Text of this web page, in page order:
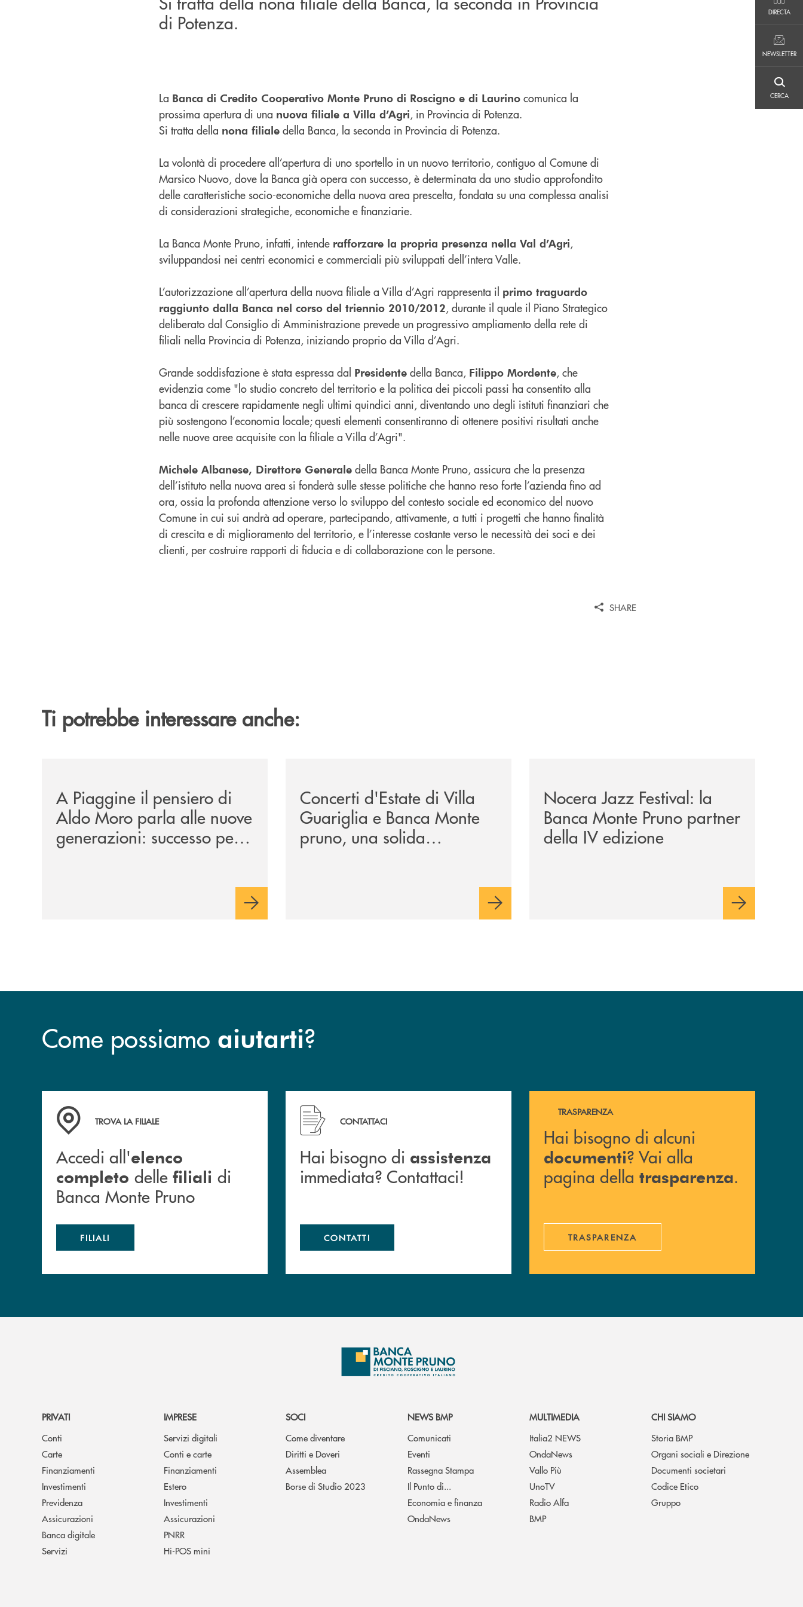
DIRECTA
NEWSLETTER
CERCA
di Potenza.
La Banca di Credito Cooperativo Monte Pruno di Roscigno e di Laurino comunica la
prossima apertura di una nuova filiale a Villa d’Agri, in Provincia di Potenza.
Si tratta della nona filiale della Banca, la seconda in Provincia di Potenza.
La volontà di procedere all’apertura di uno sportello in un nuovo territorio, contiguo al Comune di
Marsico Nuovo, dove la Banca già opera con successo, è determinata da uno studio approfondito
delle caratteristiche socio-economiche della nuova area prescelta, fondata su una complessa analisi
di considerazioni strategiche, economiche e finanziarie.
La Banca Monte Pruno, infatti, intende rafforzare la propria presenza nella Val d’Agri,
sviluppandosi nei centri economici e commerciali più sviluppati dell’intera Valle.
L’autorizzazione all’apertura della nuova filiale a Villa d’Agri rappresenta il primo traguardo
raggiunto dalla Banca nel corso del triennio 2010/2012, durante il quale il Piano Strategico
deliberato dal Consiglio di Amministrazione prevede un progressivo ampliamento della rete di
filiali nella Provincia di Potenza, iniziando proprio da Villa d’Agri.
Grande soddisfazione è stata espressa dal Presidente della Banca, Filippo Mordente, che
evidenzia come "lo studio concreto del territorio e la politica dei piccoli passi ha consentito alla
banca di crescere rapidamente negli ultimi quindici anni, diventando uno degli istituti finanziari che
più sostengono l’economia locale; questi elementi consentiranno di ottenere positivi risultati anche
nelle nuove aree acquisite con la filiale a Villa d’Agri".
Michele Albanese, Direttore Generale della Banca Monte Pruno, assicura che la presenza
dell’istituto nella nuova area si fonderà sulle stesse politiche che hanno reso forte l’azienda fino ad
ora, ossia la profonda attenzione verso lo sviluppo del contesto sociale ed economico del nuovo
Comune in cui sui andrà ad operare, partecipando, attivamente, a tutti i progetti che hanno finalità
di crescita e di miglioramento del territorio, e l’interesse costante verso le necessità dei soci e dei
clienti, per costruire rapporti di fiducia e di collaborazione con le persone.
SHARE
Ti potrebbe interessare anche:
A Piaggine il pensiero di
Aldo Moro parla alle nuove
generazioni: successo per
l’iniziativa della Banca
Concerti d'Estate di Villa
Guariglia e Banca Monte
pruno, una solida
collaborazione anche per
Nocera Jazz Festival: la
Banca Monte Pruno partner
della IV edizione
Come possiamo aiutarti?
Accedi all' elenco completo&nbsp; delle&nbsp; filiali&nbsp; di Banca Monte Pruno
TROVA LA FILIALE
Accedi all'elenco
completo delle filiali di
Banca Monte Pruno
FILIALI
Hai bisogno di assistenza immediata? Contattaci!
CONTATTACI
Hai bisogno di assistenza
immediata? Contattaci!
CONTATTI
Hai bisogno di alcuni documenti ? Vai alla pagina della
TRASPARENZA
Hai bisogno di alcuni
documenti? Vai alla
pagina della trasparenza.
TRASPARENZA
PRIVATI
Conti
Carte
Finanziamenti
Investimenti
Previdenza
Assicurazioni
Banca digitale
Servizi
IMPRESE
Servizi digitali
Conti e carte
Finanziamenti
Estero
Investimenti
Assicurazioni
PNRR
Hi-POS mini
SOCI
Come diventare
Diritti e Doveri
Assemblea
Borse di Studio 2023
NEWS BMP
Comunicati
Eventi
Rassegna Stampa
Il Punto di...
Economia e finanza
OndaNews
MULTIMEDIA
Italia2 NEWS
OndaNews
Vallo Più
UnoTV
Radio Alfa
BMP
CHI SIAMO
Storia BMP
Organi sociali e Direzione
Documenti societari
Codice Etico
Gruppo